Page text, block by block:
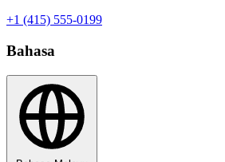
+1 (415) 555-0199
Bahasa